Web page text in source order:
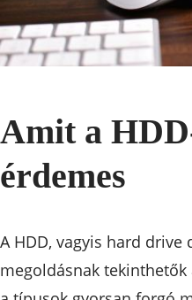
Amit a
érdemes
A HDD, vagyis hard drive
megoldásnak tekinthetők